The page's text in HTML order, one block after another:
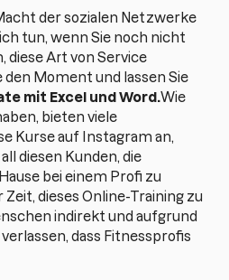
der sozialen Netzwerke
tun, wenn Sie noch nicht
diese Art von Service
Moment und lassen Sie
mit Excel und Word.Wie
bieten viele
Kurse auf Instagram an,
diesen Kunden, die
bei einem Profi zu
dieses Online-Training zu
indirekt und aufgrund
dass Fitnessprofis